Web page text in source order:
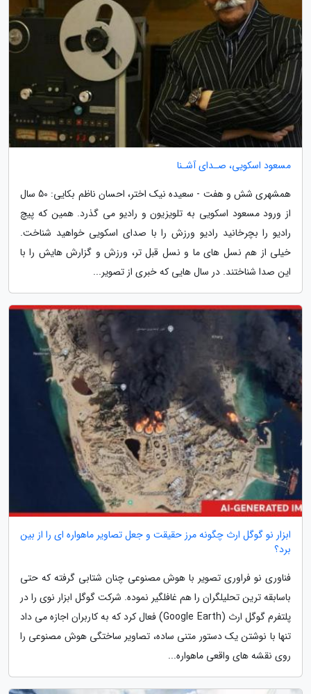
مسعود اسکویی، صـدای آشـنا
همشهری شش و هفت - سعیده نیک اختر، احسان ناظم بکایی: 50 سال
از ورود مسعود اسکویی به تلویزیون و رادیو می گذرد. همین که پیچ
رادیو را بچرخانید رادیو ورزش را با صدای اسکویی خواهید شناخت.
خیلی از هم نسل های ما و نسل قبل تر، ورزش و گزارش هایش را با
این صدا شناختند. در سال هایی که خبری از تصویر...
ابزار نو گوگل ارث چگونه مرز حقیقت و جعل تصاویر ماهواره ای را از بین
برد؟
فناوری نو فراوری تصویر با هوش مصنوعی چنان شتابی گرفته که حتی
باسابقه ترین تحلیلگران را هم غافلگیر نموده. شرکت گوگل ابزار نوی را در
پلتفرم گوگل ارث (Google Earth) فعال کرد که به کاربران اجازه می داد
تنها با نوشتن یک دستور متنی ساده، تصاویر ساختگی هوش مصنوعی را
روی نقشه های واقعی ماهواره...